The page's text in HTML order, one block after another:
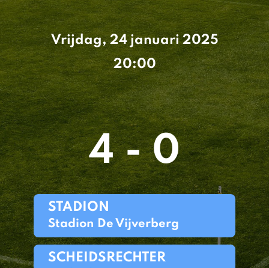
Vrijdag, 24 januari 2025
20:00
4 - 0
STADION
Stadion De Vijverberg
SCHEIDSRECHTER